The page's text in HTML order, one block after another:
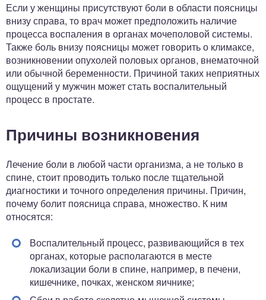
Если у женщины присутствуют боли в области поясницы
внизу справа, то врач может предположить наличие
процесса воспаления в органах мочеполовой системы.
Также боль внизу поясницы может говорить о климаксе,
возникновении опухолей половых органов, внематочной
или обычной беременности. Причиной таких неприятных
ощущений у мужчин может стать воспалительный
процесс в простате.
Причины возникновения
Лечение боли в любой части организма, а не только в
спине, стоит проводить только после тщательной
диагностики и точного определения причины. Причин,
почему болит поясница справа, множество. К ним
относятся:
Воспалительный процесс, развивающийся в тех
органах, которые располагаются в месте
локализации боли в спине, например, в печени,
кишечнике, почках, женском яичнике;